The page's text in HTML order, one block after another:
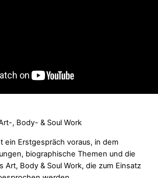
, Body- & Soul Work
ein Erstgespräch voraus, in dem
biographische Themen und die
Art, Body & Soul Work, die zum Einsatz